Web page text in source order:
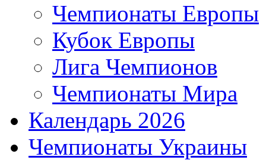
Чемпионаты Европы
Кубок Европы
Лига Чемпионов
Чемпионаты Мира
Календарь 2026
Чемпионаты Украины